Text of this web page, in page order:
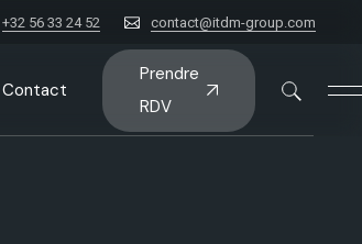
+32 56 33 24 52 contact@itdm-group.com
Contact
Prendre
RDV